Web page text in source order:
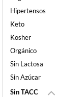
Hipertensos
Keto
Kosher
Orgánico
Sin Lactosa
Sin Azúcar
Sin TACC